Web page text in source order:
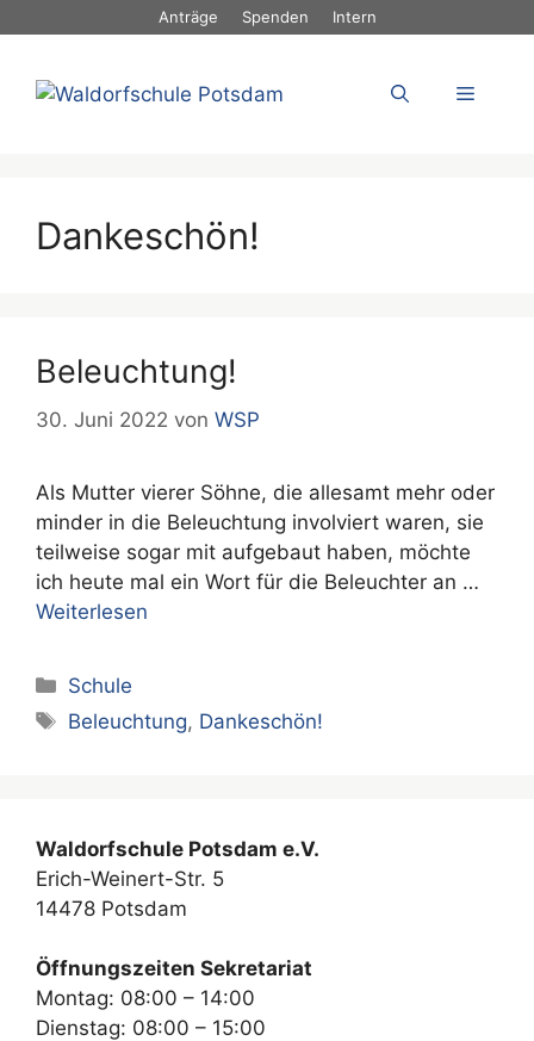
Anträge Spenden Intern
Menü
Dankeschön!
Beleuchtung!
30. Juni 2022 von WSP
Als Mutter vierer Söhne, die allesamt mehr oder
minder in die Beleuchtung involviert waren, sie
teilweise sogar mit aufgebaut haben, möchte
ich heute mal ein Wort für die Beleuchter an …
Weiterlesen
Kategorien
Schule
Schlagwörter
Beleuchtung, Dankeschön!
Waldorfschule Potsdam e.V.
Erich-Weinert-Str. 5
14478 Potsdam
Öffnungszeiten Sekretariat
Montag: 08:00 – 14:00
Dienstag: 08:00 – 15:00